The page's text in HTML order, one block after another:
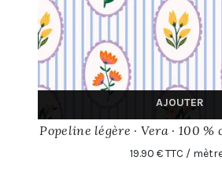
AJOUTER
Popeline légère · Vera · 100 %
19.90 € TTC /